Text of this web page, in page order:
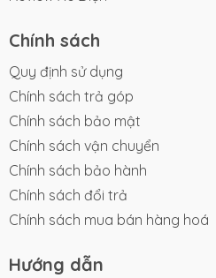
CN3: 190 Lạc Long
Chính sách
Quy định sử dụng
Chính sách trả góp
Chính sách bảo mật
Chính sách vận chuyển
Chính sách bảo hành
Chính sách đổi trả
Chính sách mua bán hàng hoá
Hướng dẫn